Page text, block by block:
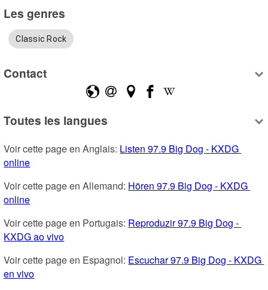
Les genres
Classic Rock
Contact
Toutes les langues
Voir cette page en Anglais: Listen 97.9 Big Dog - KXDG
online
Voir cette page en Allemand: Hören 97.9 Big Dog - KXDG
online
Voir cette page en Portugais: Reproduzir 97.9 Big Dog -
KXDG ao vivo
Voir cette page en Espagnol: Escuchar 97.9 Big Dog - KXDG
en vivo